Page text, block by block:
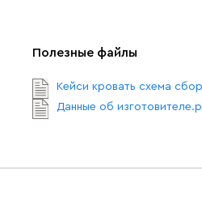
Полезные файлы
Кейси кровать схема
Данные об